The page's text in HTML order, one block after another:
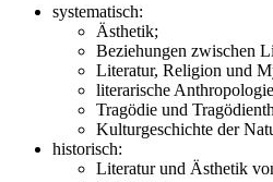
systematisch:
Ästhetik;
Beziehungen zwischen
Literatur, Religion und
literarische
Tragödie und
Kulturgeschichte der
historisch:
Literatur und Ästhetik